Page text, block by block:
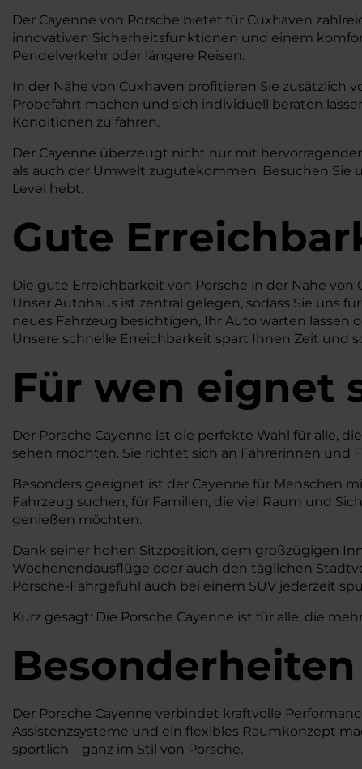
Der Cayenne von Porsche bietet für Cuxhaven
innovativen Sicherheitsfunktionen und einem
Pendelverkehr oder längere Reisen.
In der Nähe von Cuxhaven profitieren Sie zusätzlich
Probefahrt machen und sich individuell beraten
Konditionen zu fahren.
Der Cayenne überzeugt nicht nur mit
als auch der Umwelt zugutekommen. Besuchen Sie
Level hebt.
Gute
Die gute Erreichbarkeit von Porsche in der Nähe
Unser Autohaus ist zentral gelegen, sodass Sie uns
neues Fahrzeug besichtigen, Ihr Auto warten
Unsere schnelle Erreichbarkeit spart Ihnen Zeit und
Für wen eignet
Der Porsche Cayenne ist die perfekte Wahl für alle,
sehen möchten. Sie richtet sich an Fahrerinnen und
Besonders geeignet ist der Cayenne für Menschen
Fahrzeug suchen, für Familien, die viel Raum und
genießen möchten.
Dank seiner hohen Sitzposition, dem großzügigen
Wochenendausflüge oder auch den täglichen
Porsche-Fahrgefühl auch bei einem SUV jederzeit
Kurz gesagt: Die Porsche Cayenne ist für alle, die
Der Porsche Cayenne verbindet kraftvolle
Assistenzsysteme und ein flexibles Raumkonzept
sportlich – ganz im Stil von Porsche.